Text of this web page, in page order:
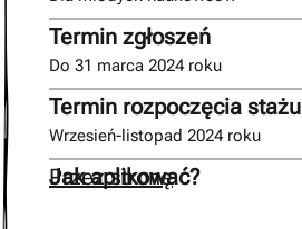
Termin zgłoszeń
Do 31 marca 2024 roku
Termin rozpoczęcia stażu
Wrzesień-listopad 2024 roku
Jak aplikować?
Przez stronę